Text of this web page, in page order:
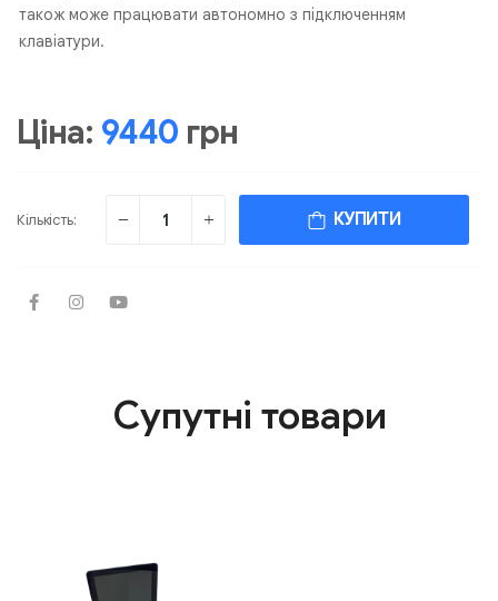
також може працювати автономно з підключенням
клавіатури.
Ціна: 9440 грн
Кількість: КУПИТИ
Супутні товари